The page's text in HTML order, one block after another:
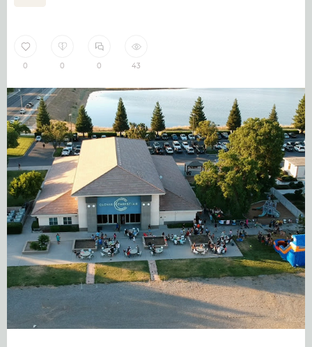
0 0 0 43